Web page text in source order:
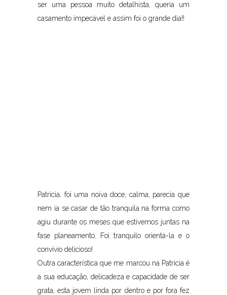
ser uma pessoa muito detalhista, queria um
casamento impecável e assim foi o grande dia!!
Patricia, foi uma noiva doce, calma, parecia que
nem ia se casar de tão tranquila na forma como
agiu durante os meses que estivemos juntas na
fase planeamento. Foi tranquilo orientá-la e o
convívio delicioso!
Outra característica que me marcou na Patricia é
a sua educação, delicadeza e capacidade de ser
grata, esta jovem linda por dentro e por fora fez